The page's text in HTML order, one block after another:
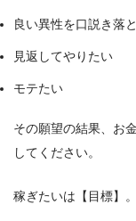
良い異性を口説き落
見返してやりたい
モテたい
その願望の結果、お
してください。
稼ぎたいは【目標】。